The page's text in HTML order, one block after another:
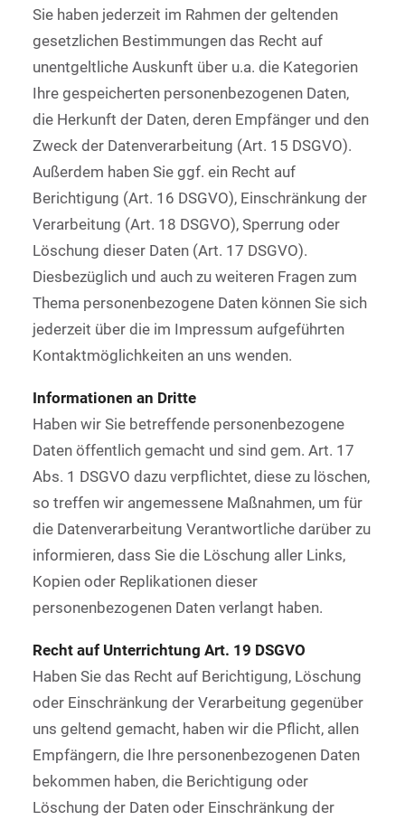
Sie haben jederzeit im Rahmen der geltenden
gesetzlichen Bestimmungen das Recht auf
unentgeltliche Auskunft über u.a. die Kategorien
Ihre gespeicherten personenbezogenen Daten,
die Herkunft der Daten, deren Empfänger und den
Zweck der Datenverarbeitung (Art. 15 DSGVO).
Außerdem haben Sie ggf. ein Recht auf
Berichtigung (Art. 16 DSGVO), Einschränkung der
Verarbeitung (Art. 18 DSGVO), Sperrung oder
Löschung dieser Daten (Art. 17 DSGVO).
Diesbezüglich und auch zu weiteren Fragen zum
Thema personenbezogene Daten können Sie sich
jederzeit über die im Impressum aufgeführten
Kontaktmöglichkeiten an uns wenden.
Informationen an Dritte
Haben wir Sie betreffende personenbezogene
Daten öffentlich gemacht und sind gem. Art. 17
Abs. 1 DSGVO dazu verpflichtet, diese zu löschen,
so treffen wir angemessene Maßnahmen, um für
die Datenverarbeitung Verantwortliche darüber zu
informieren, dass Sie die Löschung aller Links,
Kopien oder Replikationen dieser
personenbezogenen Daten verlangt haben.
Recht auf Unterrichtung Art. 19 DSGVO
Haben Sie das Recht auf Berichtigung, Löschung
oder Einschränkung der Verarbeitung gegenüber
uns geltend gemacht, haben wir die Pflicht, allen
Empfängern, die Ihre personenbezogenen Daten
bekommen haben, die Berichtigung oder
Löschung der Daten oder Einschränkung der